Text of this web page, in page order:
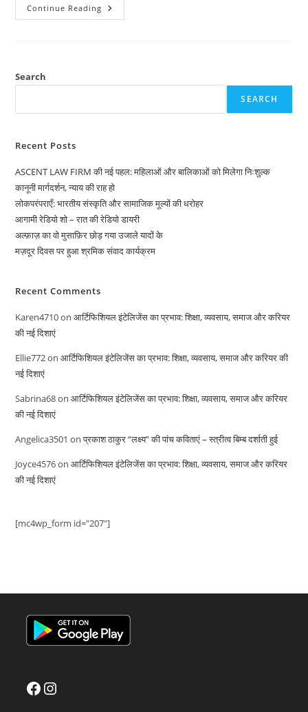
Continue Reading चित्रकथी
आर्ट
और
उद्देश्य
Search
SEARCH
Recent Posts
ASCENT LAW FIRM की नई पहल: महिलाओं और बालिकाओं को मिलेगा निःशुल्क
कानूनी मार्गदर्शन, न्याय की राह हो
लोकपरंपराएँ: भारतीय संस्कृति और सामाजिक मूल्यों की धरोहर
आगामी रेडियो शो – रात की रेडियो डायरी
अल्फ़ाज़ का वो मुसाफ़िर छोड़ गया उजाले यादों के
मज़दूर दिवस पर हुआ श्रमिक संवाद कार्यक्रम
Recent Comments
Karen4710onआर्टिफिशियल इंटेलिजेंस का प्रभाव: शिक्षा, व्यवसाय, समाज और करियर
की नई दिशाएं
Ellie772onआर्टिफिशियल इंटेलिजेंस का प्रभाव: शिक्षा, व्यवसाय, समाज और करियर की
नई दिशाएं
Sabrina68onआर्टिफिशियल इंटेलिजेंस का प्रभाव: शिक्षा, व्यवसाय, समाज और करियर
की नई दिशाएं
Angelica3501 onप्रकाश ठाकुर “लक्ष्य” की पांच कविताएं – स्त्रीत्व बिम्ब दर्शाती हुई
Joyce4576onआर्टिफिशियल इंटेलिजेंस का प्रभाव: शिक्षा, व्यवसाय, समाज और करियर
की नई दिशाएं
[mc4wp_form id="207"]
FacebookInstagram